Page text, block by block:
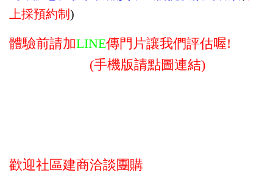
上採預約制 )
體驗前請加LINE傳門片讓我們評估喔!
(手機版請點圖連結)
歡迎社區建商洽談團購